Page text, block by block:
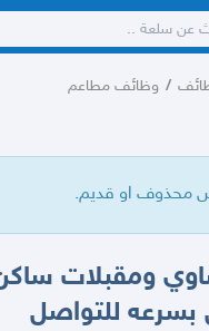
/ وظائف مطاعم
محذوف او قديم.
ومقبلات ساكن
بسرعه للتواصل